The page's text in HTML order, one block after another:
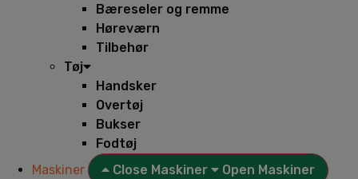
Bæreseler og remme
Høreværn
Tilbehør
Tøj
Handsker
Overtøj
Bukser
Fodtøj
Maskiner
Close Maskiner
Open Maskiner